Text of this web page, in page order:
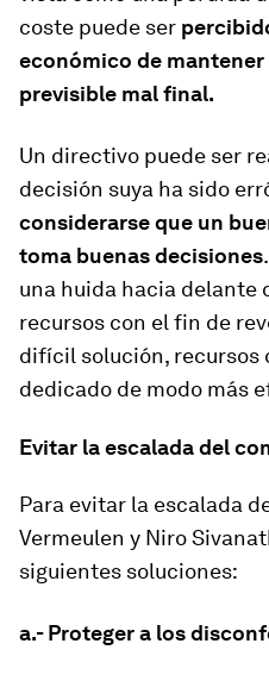
coste puede ser
económico de
previsible mal final.
Un directivo puede ser
decisión suya ha sido
considerarse que un
toma buenas decisiones
una huida hacia delante
recursos con el fin de
difícil solución, recursos
dedicado de modo más
Evitar la escalada del
Para evitar la escalada
Vermeulen y Niro
siguientes soluciones:
a.- Proteger a los